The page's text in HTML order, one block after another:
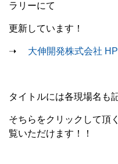
ラリーにて
更新しています！
➝ 大伸開発株式会社
タイトルには各現場名も
そちらをクリックして頂
覧いただけます！！